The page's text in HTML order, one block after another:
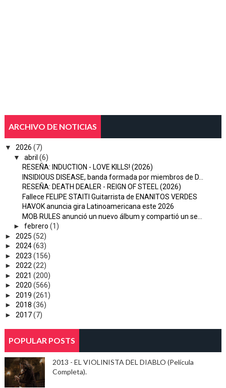
ARCHIVO DE NOTICIAS
▼ 2026 (7)
▼
abril (6)
RESEÑA: INDUCTION - LOVE KILLS! (2026)
INSIDIOUS DISEASE, banda formada por miembros de D...
RESEÑA: DEATH DEALER - REIGN OF STEEL (2026)
Fallece FELIPE STAITI Guitarrista de ENANITOS VERDES
HAVOK anuncia gira Latinoamericana este 2026
MOB RULES anunció un nuevo álbum y compartió un se...
► febrero (1)
► 2025 (52)
► 2024(63)
► 2023 (156)
► 2022(22)
► 2021 (200)
► 2020 (566)
► 2019 (261)
► 2018 (36)
► 2017(7)
POPULAR POSTS
2013 - EL VIOLINISTA DEL DIABLO (Película
Completa).